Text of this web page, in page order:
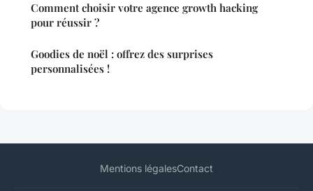
Comment choisir votre agence growth hacking
pour réussir ?
Goodies de noël : offrez des surprises
personnalisées !
Mentions légalesContact